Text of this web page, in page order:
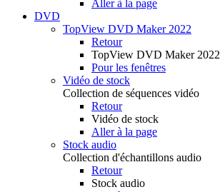
Aller à la page
DVD
TopView DVD Maker 2022
Retour
TopView DVD Maker 2022
Pour les fenêtres
Vidéo de stock
Collection de séquences vidéo
Retour
Vidéo de stock
Aller à la page
Stock audio
Collection d'échantillons audio
Retour
Stock audio